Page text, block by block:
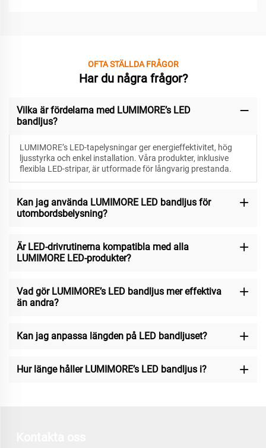
OFTA STÄLLDA FRÅGOR
Har du några frågor?
Vilka är fördelarna med LUMIMORE’s LED
bandljus?
LUMIMORE’s LED-tapelysningar ger energieffektivitet, hög
ljusstyrka och enkel installation. Våra produkter, inklusive
flexibla LED-stripar, är utformade för långvarig prestanda.
Kan jag använda LUMIMORE LED bandljus för
utombordsbelysning?
Är LED-drivrutinerna kompatibla med alla
LUMIMORE LED-produkter?
Vad gör LUMIMORE’s LED bandljus mer effektiva
än andra?
Kan jag anpassa längden på LED bandljuset?
Hur länge håller LUMIMORE’s LED bandljus i?